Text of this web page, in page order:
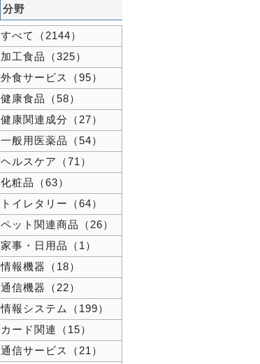
分野
すべて（2144）
加工食品（325）
外食サービス（95）
健康食品（58）
健康関連成分（27）
一般用医薬品（54）
ヘルスケア（71）
化粧品（63）
トイレタリー（64）
ペット関連商品（26）
家事・日用品（1）
情報機器（18）
通信機器（22）
情報システム（199）
カード関連（15）
通信サービス（21）